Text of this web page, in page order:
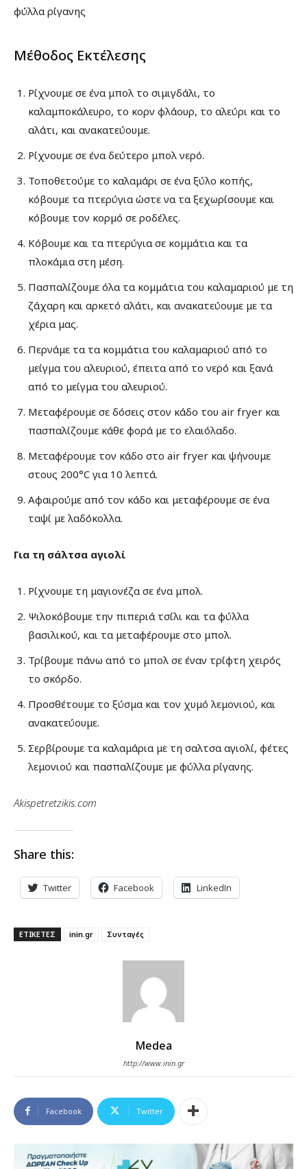
φύλλα ρίγανης
Μέθοδος Εκτέλεσης
Ρίχνουμε σε ένα μπολ το σιμιγδάλι, το
καλαμποκάλευρο, το κορν φλάουρ, το αλεύρι και το
αλάτι, και ανακατεύουμε.
Ρίχνουμε σε ένα δεύτερο μπολ νερό.
Τοποθετούμε το καλαμάρι σε ένα ξύλο κοπής,
κόβουμε τα πτερύγια ώστε να τα ξεχωρίσουμε και
κόβουμε τον κορμό σε ροδέλες.
Κόβουμε και τα πτερύγια σε κομμάτια και τα
πλοκάμια στη μέση.
Πασπαλίζουμε όλα τα κομμάτια του καλαμαριού με τη
ζάχαρη και αρκετό αλάτι, και ανακατεύουμε με τα
χέρια μας.
Περνάμε τα τα κομμάτια του καλαμαριού από το
μείγμα του αλευριού, έπειτα από το νερό και ξανά
από το μείγμα του αλευριού.
Μεταφέρουμε σε δόσεις στον κάδο του air fryer και
πασπαλίζουμε κάθε φορά με το ελαιόλαδο.
Μεταφέρουμε τον κάδο στο air fryer και ψήνουμε
στους 200°C για 10 λεπτά.
Αφαιρούμε από τον κάδο και μεταφέρουμε σε ένα
ταψί με λαδόκολλα.
Για τη σάλτσα αγιολί
Ρίχνουμε τη μαγιονέζα σε ένα μπολ.
Ψιλοκόβουμε την πιπεριά τσίλι και τα φύλλα
βασιλικού, και τα μεταφέρουμε στο μπολ.
Τρίβουμε πάνω από το μπολ σε έναν τρίφτη χειρός
το σκόρδο.
Προσθέτουμε το ξύσμα και τον χυμό λεμονιού, και
ανακατεύουμε.
Σερβίρουμε τα καλαμάρια με τη σαλτσα αγιολί, φέτες
λεμονιού και πασπαλίζουμε με φύλλα ρίγανης.
Akispetretzikis.com
Share this:
Twitter Facebook LinkedIn
ΕΤΙΚΕΤΕΣ inin.gr Συνταγές
Medea
http://www.inin.gr
Facebook Twitter